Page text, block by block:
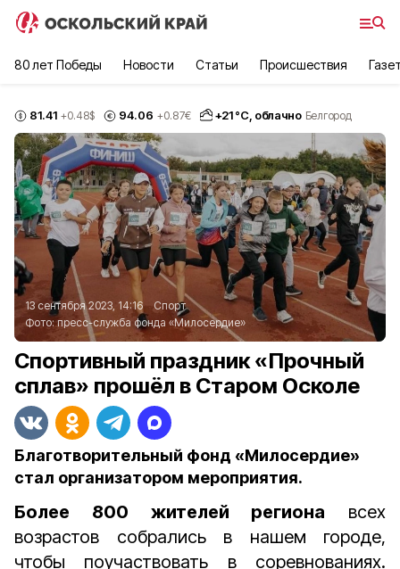
80 лет Победы Новости Статьи Происшествия
81.41 +0.48$ 94.06 +0.87€ +21°С, облачно Белгород
13 сентября 2023, 14:16
Спорт
Фото:пресс-служба фонда «Милосердие»
Спортивный праздник «Прочный
сплав» прошёл в Старом Осколе
Благотворительный фонд «Милосердие»
стал организатором мероприятия.
Более 800 жителей региона всех
возрастов собрались в нашем городе,
чтобы поучаствовать в соревнованиях.